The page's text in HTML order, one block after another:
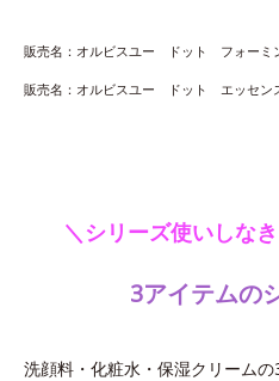
販売名：オルビスユー ドット フォーミ
販売名：オルビスユー ドット エッセン
＼シリーズ使いしな
3アイテムの
洗顔料・化粧水・保湿クリーム